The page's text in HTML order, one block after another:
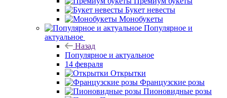
Букет невесты
Монобукеты
Популярное и
актуальное
Назад
Популярное и актуальное
14 февраля
Открытки
Французские розы
Пионовидные розы